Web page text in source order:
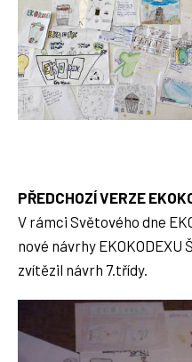
PŘEDCHOZÍ VERZE
V rámci Světového dne
nové návrhy EKOKODEXU
zvítězil návrh 7.třídy.